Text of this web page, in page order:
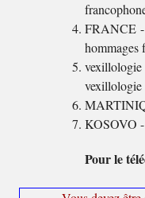
FRANCE -
hommages
vexillologie
KOSOVO
Pour le